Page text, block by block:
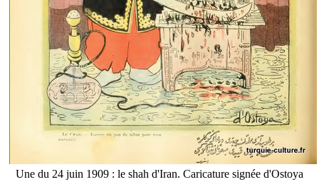
Une du 24 juin 1909 : le shah d'Iran. Caricature signée d'Ostoya